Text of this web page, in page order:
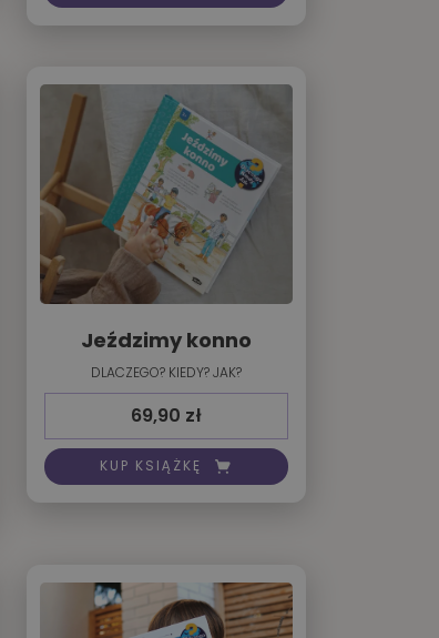
Jeździmy konno
DLACZEGO? KIEDY? JAK?
69,90 zł
KUP KSIĄŻKĘ